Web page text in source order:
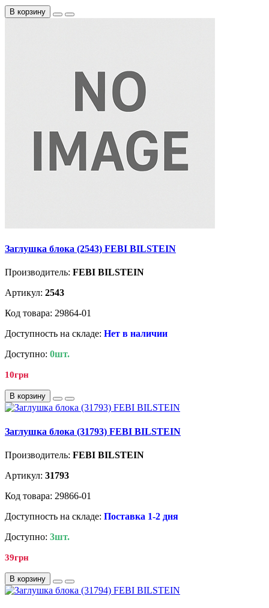
В корзину
Заглушка блока (2543) FEBI BILSTEIN
Производитель: FEBI BILSTEIN
Артикул: 2543
Код товара: 29864-01
Доступность на складе: Нет в наличии
Доступно: 0шт.
10грн
В корзину
Заглушка блока (31793) FEBI BILSTEIN
Производитель: FEBI BILSTEIN
Артикул: 31793
Код товара: 29866-01
Доступность на складе: Поставка 1-2 дня
Доступно: 3шт.
39грн
В корзину